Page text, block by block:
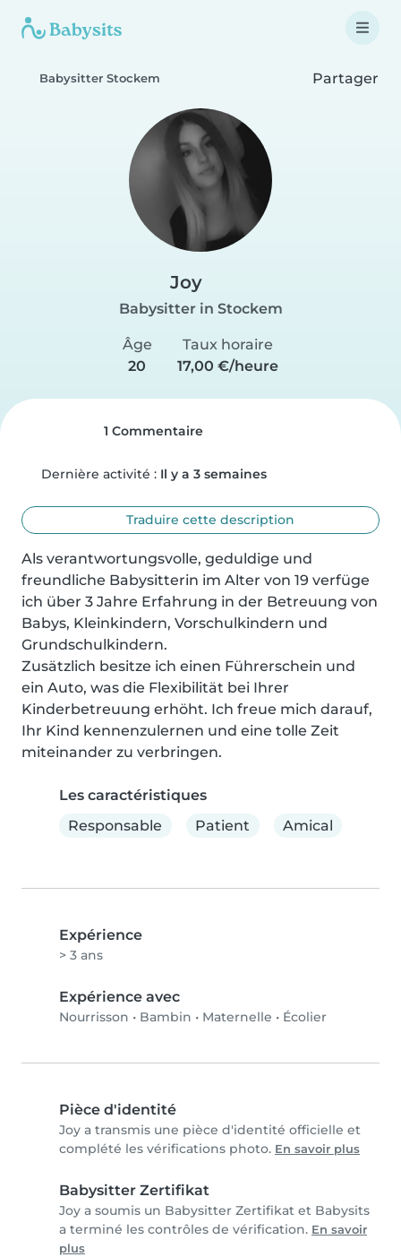
Babysitter Stockem Partager
Joy
Babysitter in Stockem
Âge
20
Taux horaire
17,00 €/heure
1 Commentaire
Dernière activité : Il y a 3 semaines
Traduire cette description
Als verantwortungsvolle, geduldige und
freundliche Babysitterin im Alter von 19 verfüge
ich über 3 Jahre Erfahrung in der Betreuung von
Babys, Kleinkindern, Vorschulkindern und
Grundschulkindern.
Zusätzlich besitze ich einen Führerschein und
ein Auto, was die Flexibilität bei Ihrer
Kinderbetreuung erhöht. Ich freue mich darauf,
Ihr Kind kennenzulernen und eine tolle Zeit
miteinander zu verbringen.
Les caractéristiques
Responsable
Patient Amical
Expérience
> 3 ans
Expérience avec
Nourrisson • Bambin • Maternelle • Écolier
Pièce d'identité
Joy a transmis une pièce d'identité officielle et
complété les vérifications photo. En savoir plus
Babysitter Zertifikat
Joy a soumis un Babysitter Zertifikat et Babysits
a terminé les contrôles de vérification. En savoir
plus